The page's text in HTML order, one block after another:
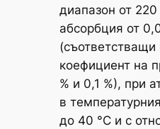
диапазон от
абсорбция от
коефициент на
% и 0,1 %), при
в
до 40 °C и с